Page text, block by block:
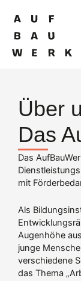
Inhalt
springen
Über
Das
Das
mit
Als
Augenhöhe
junge
verschiedene
das Thema